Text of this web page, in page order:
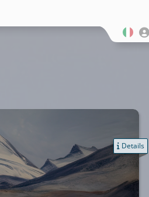
Details